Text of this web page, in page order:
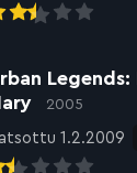
2005
1.2.2009